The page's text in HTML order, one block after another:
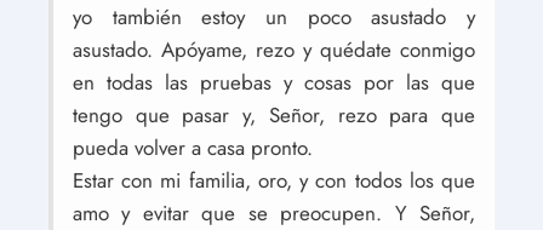
yo también estoy un poco asustado y
asustado. Apóyame, rezo y quédate conmigo
en todas las pruebas y cosas por las que
tengo que pasar y, Señor, rezo para que
pueda volver a casa pronto.
Estar con mi familia, oro, y con todos los que
amo y evitar que se preocupen. Y Señor,